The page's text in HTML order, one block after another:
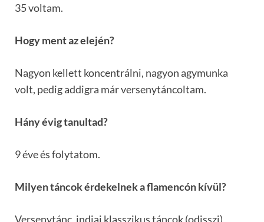
35 voltam.
Hogy ment az elején?
Nagyon kellett koncentrálni, nagyon agymunka
volt, pedig addigra már versenytáncoltam.
Hány évig tanultad?
9 éve és folytatom.
Milyen táncok érdekelnek a flamencón kívül?
Versenytánc, indiai klasszikus táncok (odisszi),